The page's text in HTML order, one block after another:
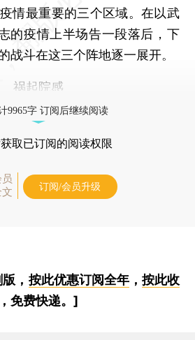
情最重要的三个区域。在以武
的疫情上半场告一段落后，下
战斗在这三个阵地逐一展开。
祸起院感
9965字 订阅后继续阅读
取已订阅的阅读权限
订阅/会员升级
， 按此优惠订阅全年， 按此收
免费快递。]